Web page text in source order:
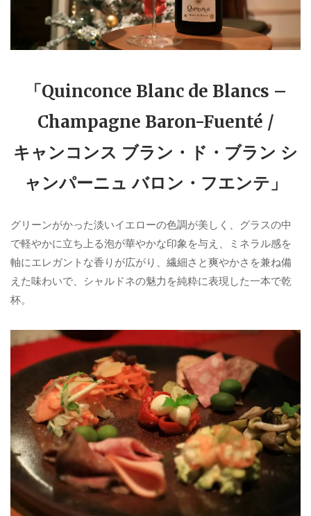
「Quinconce Blanc de Blancs –
Champagne Baron-Fuenté /
キャンコンス ブラン・ド・ブラン シ
ャンパーニュ バロン・フエンテ」
グリーンがかった淡いイエローの色調が美しく、グラスの中
で軽やかに立ち上る泡が華やかな印象を与え、ミネラル感を
軸にエレガントな香りが広がり、繊細さと爽やかさを兼ね備
えた味わいで、シャルドネの魅力を純粋に表現した一本で乾
杯。